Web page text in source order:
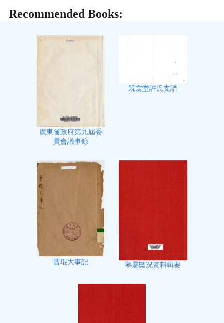
Recommended Books:
廣東省政府第九屆委
員會議事錄
既翕堂許氏支譜
曹琨大事記 寧屬㮣况資料輯要